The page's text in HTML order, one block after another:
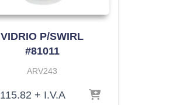
VIDRIO P/SWIRL
#81011
ARV243
115.82 + I.V.A